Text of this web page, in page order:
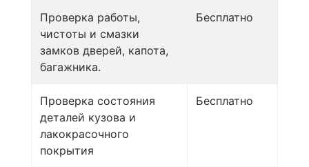
Проверка работы,
чистоты и смазки
замков дверей, капота,
багажника.
Бесплатно
Проверка состояния
деталей кузова и
лакокрасочного
покрытия
Бесплатно